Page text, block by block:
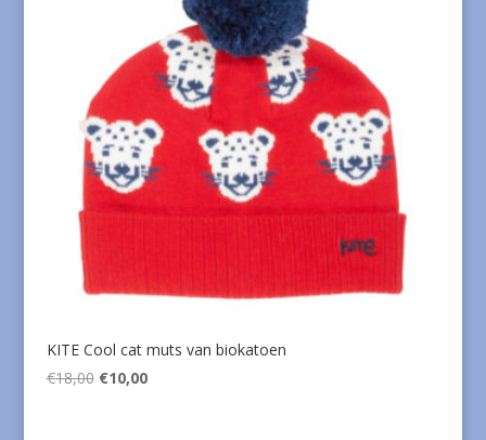
KITE Cool cat muts van biokatoen
€18,00 Oorspronkelijke
€10,00Huidige